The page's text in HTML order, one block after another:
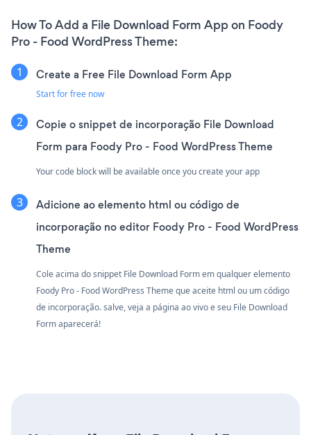
How To Add a File Download Form App on Foody
Pro - Food WordPress Theme:
Create a Free File Download Form App
Start for free now
Copie o snippet de incorporação File Download
Form para Foody Pro - Food WordPress Theme
Your code block will be available once you create your app
Adicione ao elemento html ou código de
incorporação no editor Foody Pro - Food WordPress
Theme
Cole acima do snippet File Download Form em qualquer elemento
Foody Pro - Food WordPress Theme que aceite html ou um código
de incorporação. salve, veja a página ao vivo e seu File Download
Form aparecerá!